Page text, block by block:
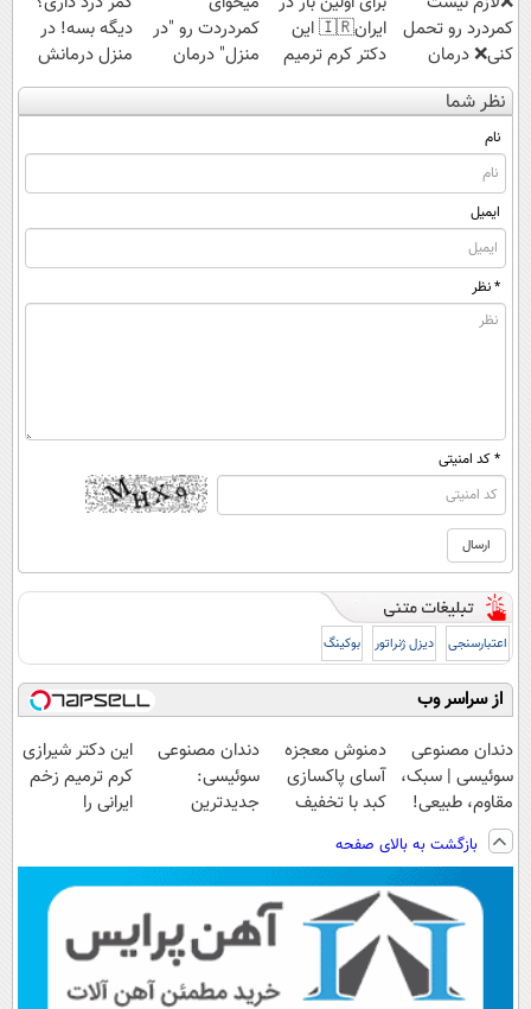
کمردرد رو تحمل
کنی❌ درمان
بدون جراحی و
قرص
(پرسشنامه)
ایران🇮🇷 این
دکتر کرم ترمیم
کننده 23 روزه
ساخت!
کمردردت رو "در
منزل" درمان
کنی؟ (◂فیلم +
◂پرسش‌نامه)
دیگه بسه! در
منزل درمانش
کن
(◀پرسش‌نامه)
نظر شما
نام
ایمیل
* نظر
* کد امنیتی
اعتبارسنجی دیزل ژنراتور بوکینگ
از سراسر وب
دندان مصنوعی
سوئیسی | سبک،
مقاوم، طبیعی!
ویزیت
رایگان+پرداخت
اقساطی😍
دمنوش معجزه
آسای پاکسازی
کبد با تخفیف
دندان مصنوعی
سوئیسی:
جدیدترین
پرداخت قسطی
این دکتر شیرازی
کرم ترمیم زخم
ایرانی را
بازگشت به بالای صفحه